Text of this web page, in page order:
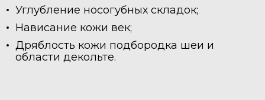
Углубление носогубных складок;
Нависание кожи век;
Дряблость кожи подбородка шеи и
области декольте.